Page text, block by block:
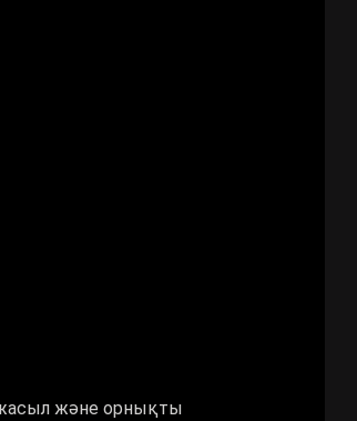
жасыл және орнықты